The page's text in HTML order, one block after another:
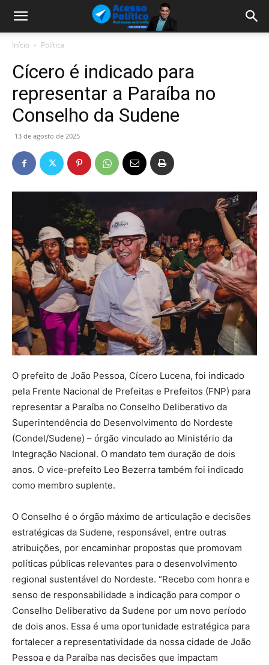
Início Política
Cícero é indicado para
representar a Paraíba no
Conselho da Sudene
13 de agosto de 2025
O prefeito de João Pessoa, Cícero Lucena, foi indicado
pela Frente Nacional de Prefeitas e Prefeitos (FNP) para
representar a Paraíba no Conselho Deliberativo da
Superintendência do Desenvolvimento do Nordeste
(Condel/Sudene) – órgão vinculado ao Ministério da
Integração Nacional. O mandato tem duração de dois
anos. O vice-prefeito Leo Bezerra também foi indicado
como membro suplente.
O Conselho é o órgão máximo de articulação e decisões
estratégicas da Sudene, responsável, entre outras
atribuições, por encaminhar propostas que promovam
políticas públicas relevantes para o desenvolvimento
regional sustentável do Nordeste. “Recebo com honra e
senso de responsabilidade a indicação para compor o
Conselho Deliberativo da Sudene por um novo período
de dois anos. Essa é uma oportunidade estratégica para
fortalecer a representatividade da nossa cidade de João
Pessoa e da Paraíba nas decisões que impactam